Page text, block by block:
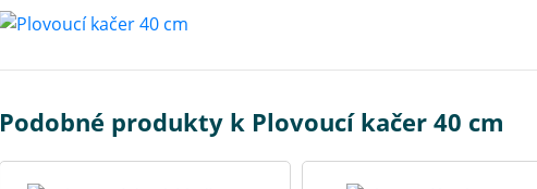
Podobné produkty k Plovoucí kačer 40 cm